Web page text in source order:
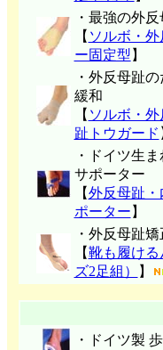
・最強の外
【 ソルボ・
ー固定型 】
・外反母趾
緩和
【 ソルボ・
趾トウガード
・ドイツ生
サポーター
【外反母趾・
ポーター 】
・外反母趾
【靴も履ける
ズ2足組）
】
・ドイツ製